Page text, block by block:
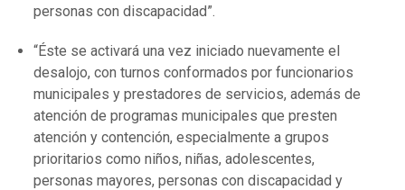
personas con discapacidad”.
“Éste se activará una vez iniciado nuevamente el
desalojo, con turnos conformados por funcionarios
municipales y prestadores de servicios, además de
atención de programas municipales que presten
atención y contención, especialmente a grupos
prioritarios como niños, niñas, adolescentes,
personas mayores, personas con discapacidad y